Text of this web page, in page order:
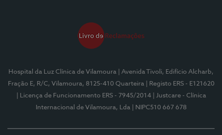
Hospital da Luz Clínica de Vilamoura
| Avenida Tivoli, Edifício Alcharb,
Fração E, R/C, Vilamoura, 8125-410 Quarteira
| Registo ERS - E121620
| Licença de Funcionamento ERS - 7945/2014
| Justcare - Clínica
Internacional de Vilamoura, Lda
| NIPC510 667 678